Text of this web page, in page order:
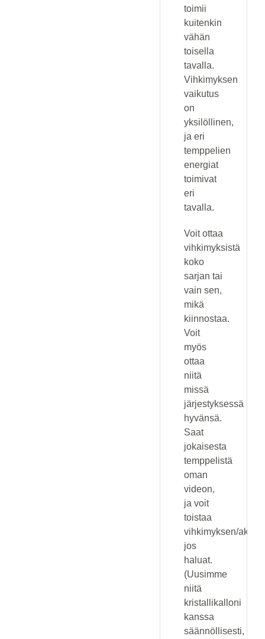
toimii
kuitenkin
vähän
toisella
tavalla.
Vihkimyksen
vaikutus
on
yksilöllinen,
ja eri
temppelien
energiat
toimivat
eri
tavalla.
Voit ottaa
vihkimyksistä
koko
sarjan tai
vain sen,
mikä
kiinnostaa.
Voit
myös
ottaa
niitä
missä
järjestyksessä
hyvänsä.
Saat
jokaisesta
temppelistä
oman
videon,
ja voit
toistaa
vihkimyksen/
jos
haluat.
(Uusimme
niitä
kristallikalloni
kanssa
säännöllisesti,